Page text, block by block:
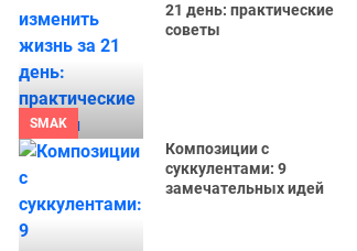
SMAK
21 день: практические
советы
Композиции с
суккулентами: 9
замечательных идей